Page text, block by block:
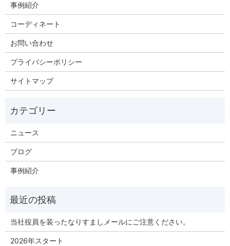
事例紹介
コーディネート
お問い合わせ
プライバシーポリシー
サイトマップ
ニュース
ブログ
事例紹介
当社役員を装ったなりすましメールにご注意ください。
2026年スタート